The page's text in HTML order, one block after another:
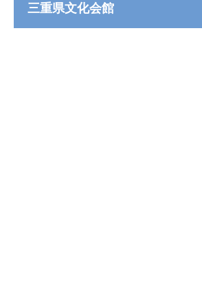
三重県文化会館